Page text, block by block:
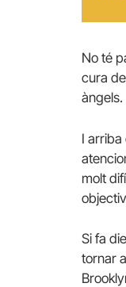
No té
cura
àngels.
I arriba
molt
Si fa
tornar